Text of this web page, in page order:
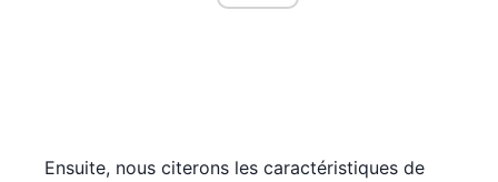
Ensuite, nous citerons les caractéristiques de